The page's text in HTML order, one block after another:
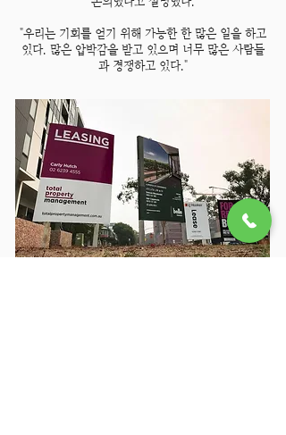
"우리는 기회를 얻기 위해 가능한 한 많은 일을 하고
있다. 많은 압박감을 받고 있으며 너무 많은 사람들
과 경쟁하고 있다."